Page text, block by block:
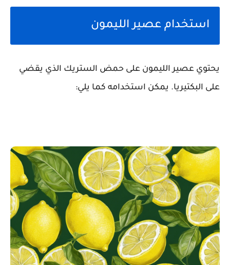
استخدام عصير الليمون
يحتوي عصير الليمون على حمض الستريك الذي يقضي
على البكتيريا. يمكن استخدامه كما يلي: